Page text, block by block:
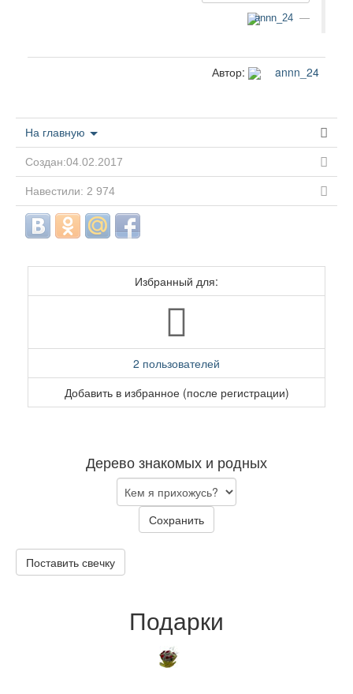
annn_24
Автор: annn_24
На главную
Создан:04.02.2017
Навестили: 2 974
Избранный для:
2 пользователей
Добавить в избранное (после регистрации)
Дерево знакомых и родных
Сохранить
Поставить свечку
Подарки